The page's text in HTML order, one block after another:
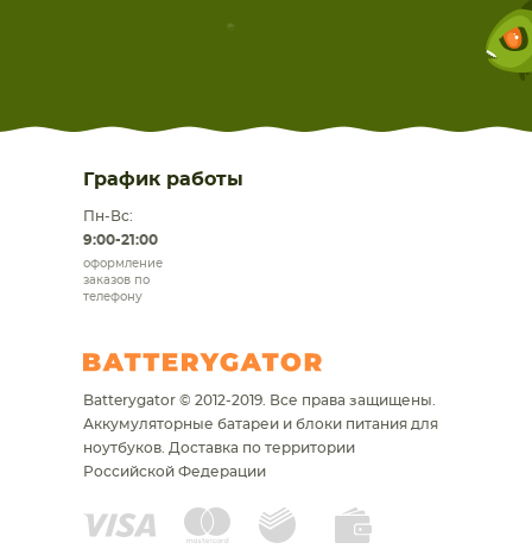
График работы
Пн-Вс:
9:00-21:00
оформление
заказов по
телефону
Batterygator © 2012-2019. Все права защищены.
Аккумуляторные батареи и блоки питания для
ноутбуков. Доставка по территории
Российской Федерации